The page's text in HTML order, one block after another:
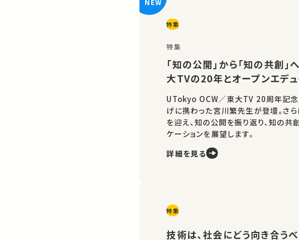
特集
特集
「知の公開」から「知の共
大TVの20年とオープンエデ
UTokyo OCW／東大TV 20周年記念
げに携わった宮川繁先生が登壇。さ
を迎え、知の公開を振り返り、知の
ケーションを展望します。
詳細を見る
特集
技術は、社会にどう向き合